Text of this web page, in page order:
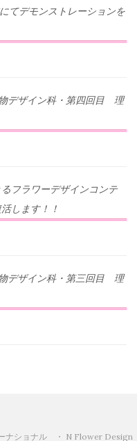
てデモンストレーションを
デザイン科・第四回目 理
フラワーデザインコンテ
します！！
デザイン科・第三回目 理
ナショナル ・ N Flower Design